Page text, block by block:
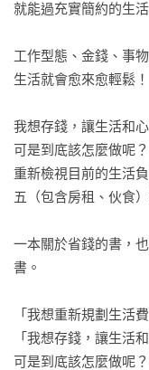
就能過充實簡約的生活
工作型態、金錢、事
生活就會愈來愈輕鬆！
我想存錢，讓生活和
可是到底該怎麼做呢？
重新檢視目前的生活
五（包含房租、伙食
一本關於省錢的書，
書。
「我想重新規劃生活費
「我想存錢，讓生活
可是到底該怎麼做呢？